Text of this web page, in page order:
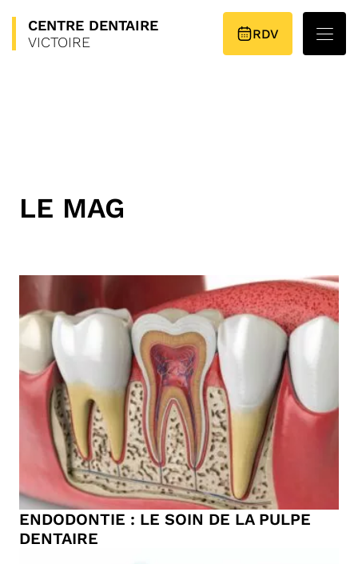
CENTRE DENTAIRE
VICTOIRE
RDV
PLAN D’ACCÈS
LE MAG
ENDODONTIE : LE SOIN DE LA PULPE
DENTAIRE